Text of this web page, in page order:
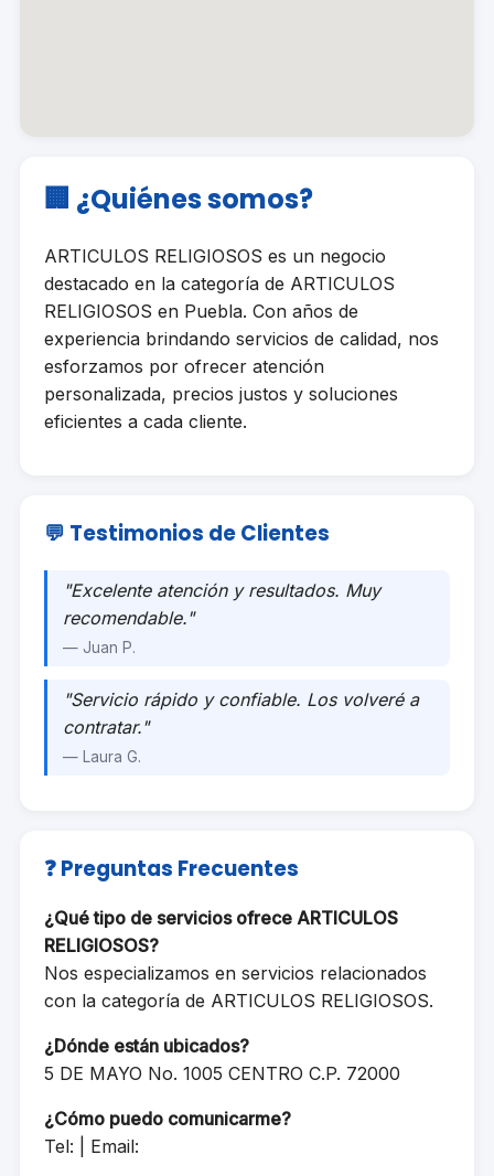
🏢 ¿Quiénes somos?
ARTICULOS RELIGIOSOS es un negocio
destacado en la categoría de ARTICULOS
RELIGIOSOS en Puebla. Con años de
experiencia brindando servicios de calidad, nos
esforzamos por ofrecer atención
personalizada, precios justos y soluciones
eficientes a cada cliente.
💬 Testimonios de Clientes
"Excelente atención y resultados. Muy
recomendable."
— Juan P.
"Servicio rápido y confiable. Los volveré a
contratar."
— Laura G.
❓ Preguntas Frecuentes
¿Qué tipo de servicios ofrece ARTICULOS
RELIGIOSOS?
Nos especializamos en servicios relacionados
con la categoría de ARTICULOS RELIGIOSOS.
¿Dónde están ubicados?
5 DE MAYO No. 1005 CENTRO C.P. 72000
¿Cómo puedo comunicarme?
Tel: | Email: